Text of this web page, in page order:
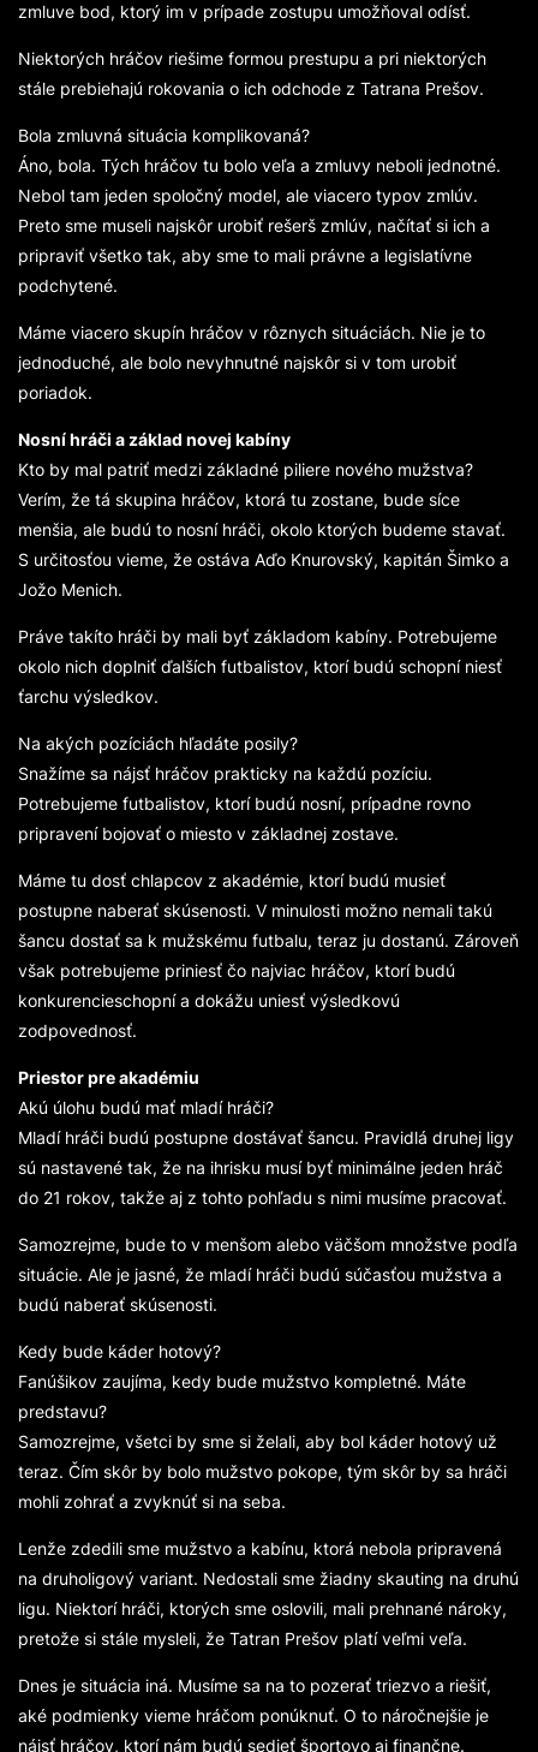
zmluve bod, ktorý im v prípade zostupu umožňoval odísť.
Niektorých hráčov riešime formou prestupu a pri niektorých
stále prebiehajú rokovania o ich odchode z Tatrana Prešov.
Bola zmluvná situácia komplikovaná?
Áno, bola. Tých hráčov tu bolo veľa a zmluvy neboli jednotné.
Nebol tam jeden spoločný model, ale viacero typov zmlúv.
Preto sme museli najskôr urobiť rešerš zmlúv, načítať si ich a
pripraviť všetko tak, aby sme to mali právne a legislatívne
podchytené.
Máme viacero skupín hráčov v rôznych situáciách. Nie je to
jednoduché, ale bolo nevyhnutné najskôr si v tom urobiť
poriadok.
Nosní hráči a základ novej kabíny
Kto by mal patriť medzi základné piliere nového mužstva?
Verím, že tá skupina hráčov, ktorá tu zostane, bude síce
menšia, ale budú to nosní hráči, okolo ktorých budeme stavať.
S určitosťou vieme, že ostáva Aďo Knurovský, kapitán Šimko a
Jožo Menich.
Práve takíto hráči by mali byť základom kabíny. Potrebujeme
okolo nich doplniť ďalších futbalistov, ktorí budú schopní niesť
ťarchu výsledkov.
Na akých pozíciách hľadáte posily?
Snažíme sa nájsť hráčov prakticky na každú pozíciu.
Potrebujeme futbalistov, ktorí budú nosní, prípadne rovno
pripravení bojovať o miesto v základnej zostave.
Máme tu dosť chlapcov z akadémie, ktorí budú musieť
postupne naberať skúsenosti. V minulosti možno nemali takú
šancu dostať sa k mužskému futbalu, teraz ju dostanú. Zároveň
však potrebujeme priniesť čo najviac hráčov, ktorí budú
konkurencieschopní a dokážu uniesť výsledkovú
zodpovednosť.
Priestor pre akadémiu
Akú úlohu budú mať mladí hráči?
Mladí hráči budú postupne dostávať šancu. Pravidlá druhej ligy
sú nastavené tak, že na ihrisku musí byť minimálne jeden hráč
do 21 rokov, takže aj z tohto pohľadu s nimi musíme pracovať.
Samozrejme, bude to v menšom alebo väčšom množstve podľa
situácie. Ale je jasné, že mladí hráči budú súčasťou mužstva a
budú naberať skúsenosti.
Kedy bude káder hotový?
Fanúšikov zaujíma, kedy bude mužstvo kompletné. Máte
predstavu?
Samozrejme, všetci by sme si želali, aby bol káder hotový už
teraz. Čím skôr by bolo mužstvo pokope, tým skôr by sa hráči
mohli zohrať a zvyknúť si na seba.
Lenže zdedili sme mužstvo a kabínu, ktorá nebola pripravená
na druholigový variant. Nedostali sme žiadny skauting na druhú
ligu. Niektorí hráči, ktorých sme oslovili, mali prehnané nároky,
pretože si stále mysleli, že Tatran Prešov platí veľmi veľa.
Dnes je situácia iná. Musíme sa na to pozerať triezvo a riešiť,
aké podmienky vieme hráčom ponúknuť. O to náročnejšie je
nájsť hráčov, ktorí nám budú sedieť športovo aj finančne.